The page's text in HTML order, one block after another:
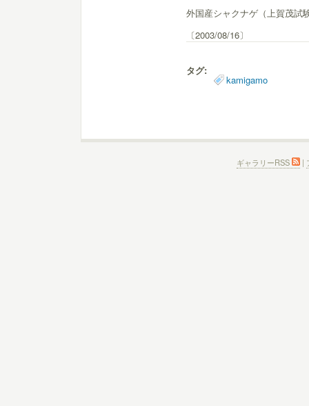
外国産シャクナゲ（上賀茂試
〔2003/08/16〕
タグ:
kamigamo
ギャラリーRSS |